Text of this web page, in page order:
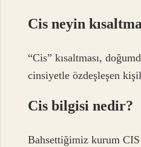
Cis neyin
“Cis” kısaltması,
cinsiyetle özdeşleşen
Cis bilgisi nedir?
Bahsettiğimiz kurum